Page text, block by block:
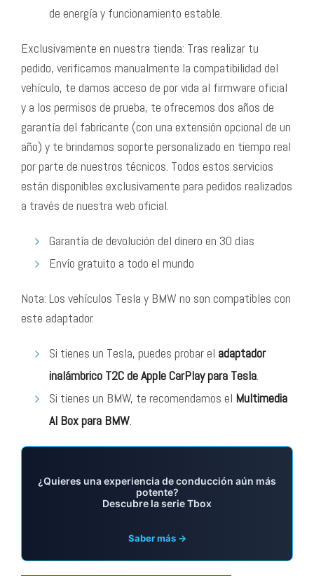
de energía y funcionamiento estable.
Exclusivamente en nuestra tienda: Tras realizar tu
pedido, verificamos manualmente la compatibilidad del
vehículo, te damos acceso de por vida al firmware oficial
y a los permisos de prueba, te ofrecemos dos años de
garantía del fabricante (con una extensión opcional de un
año) y te brindamos soporte personalizado en tiempo real
por parte de nuestros técnicos. Todos estos servicios
están disponibles exclusivamente para pedidos realizados
a través de nuestra web oficial.
Garantía de devolución del dinero en 30 días
Envío gratuito a todo el mundo
Nota: Los vehículos Tesla y BMW no son compatibles con
este adaptador.
Si tienes un Tesla, puedes probar el adaptador
inalámbrico T2C de Apple CarPlay para Tesla.
Si tienes un BMW, te recomendamos el Multimedia
AI Box para BMW.
¿Quieres una experiencia de conducción aún más
potente?
Descubre la serie Tbox
Saber más →